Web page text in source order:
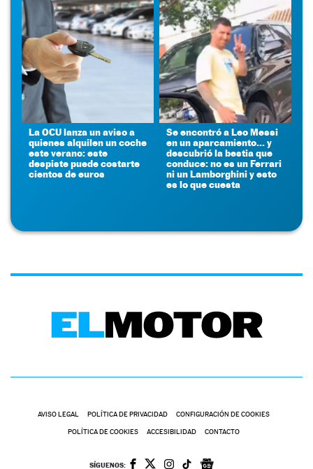
La OCU lanza un aviso a
quienes alquilen un coche
este verano: este
despiste puede costarte
cientos de euros
Se encontró a Leo Messi
en un aparcamiento... y
descubrió la bestia que
conduce: no es un Ferrari
ni un Lamborghini y esto
es lo que cuesta
AVISO LEGAL POLÍTICA DE PRIVACIDAD CONFIGURACIÓN DE COOKIES
POLÍTICA DE COOKIES ACCESIBILIDAD CONTACTO
SÍGUENOS: